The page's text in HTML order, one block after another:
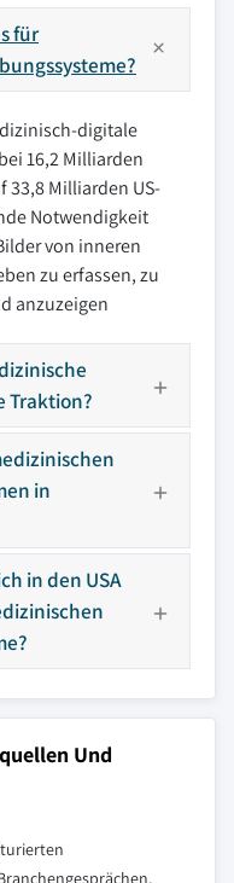
für
digitale
16,2 Milliarden
33,8 Milliarden US-
Notwendigkeit
von inneren
zu erfassen, zu
anzuzeigen
Traktion?
in
in den USA
Und